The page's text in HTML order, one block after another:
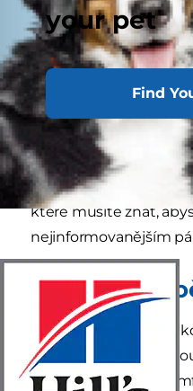
your pet
Find
Nejlepší způsob, jak
vaší kočky, je
funkce a na co si dát
Zde je několik
které musíte znát,
nejinformovanějším
Lymfom u
Lymfom je u koček
systému a je tvořen
(krvinek) a orgánů